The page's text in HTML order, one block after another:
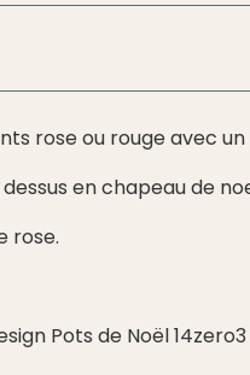
rose ou rouge avec
en chapeau de
rose.
Pots de Noël